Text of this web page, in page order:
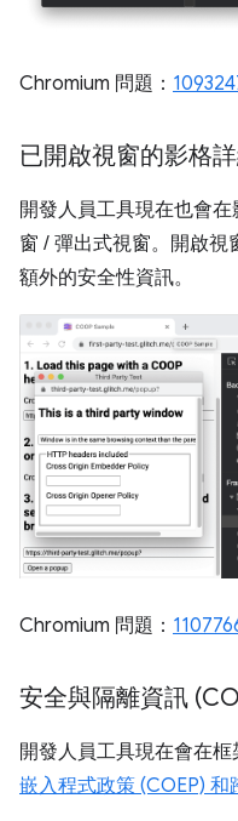
Chromium 問題：
已開啟視窗的影格
開發人員工具現在也會
窗 / 彈出式視窗。開啟
額外的安全性資訊。
Chromium 問題：
安全與隔離資訊
開發人員工具現在會在框
嵌入程式政策 (COEP)